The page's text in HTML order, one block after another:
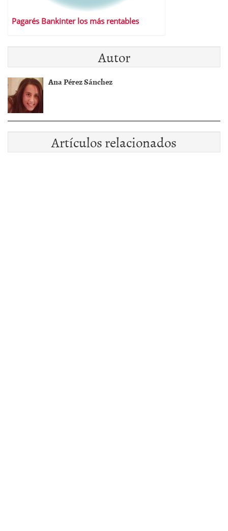
Pagarés Bankinter los más rentables
Autor
Ana Pérez Sánchez
Artículos relacionados